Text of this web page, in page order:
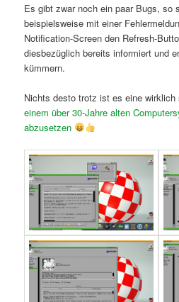
Es gibt zwar noch ein paar Bugs, so
beispielsweise mit einer
Notification-Screen den Refresh-
diesbezüglich bereits informiert und
kümmern.
Nichts desto trotz ist es eine wirklich
einem über 30-Jahre alten
abzusetzen